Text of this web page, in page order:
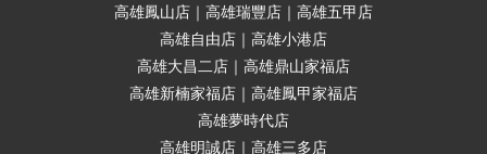
高雄鳳山店｜高雄瑞豐店｜高雄五甲店
高雄自由店｜高雄小港店
高雄大昌二店｜高雄鼎山家福店
高雄新楠家福店｜高雄鳳甲家福店
高雄夢時代店
高雄明誠店｜高雄三多店